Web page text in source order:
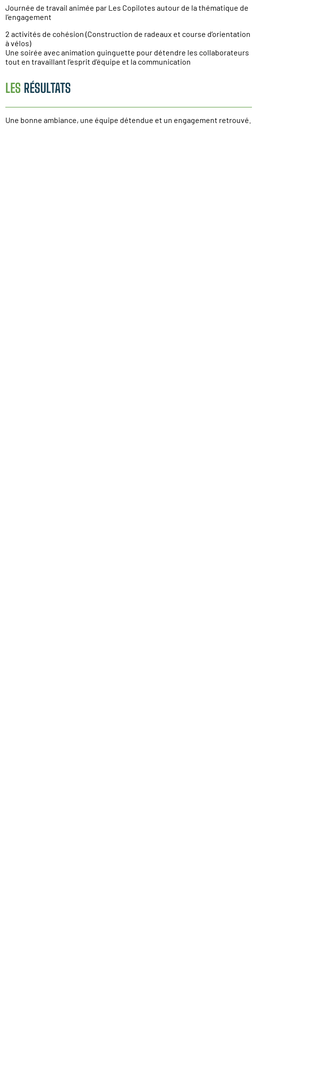
Journée de travail animée par Les Copilotes autour de la thématique de
l’engagement
2 activités de cohésion (Construction de radeaux et course d’orientation
à vélos)
Une soirée avec animation guinguette pour détendre les collaborateurs
tout en travaillant l’esprit d’équipe et la communication
LES RÉSULTATS
Une bonne ambiance, une équipe détendue et un engagement retrouvé.